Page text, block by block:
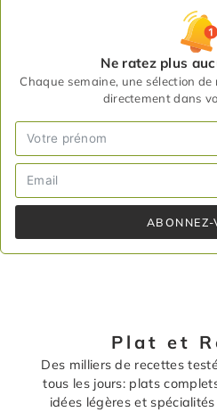
Ne ratez plus
Chaque semaine, une sélection
directement dans
ABONNEZ-
Plat et
Des milliers de recettes
tous les jours: plats
idées légères et